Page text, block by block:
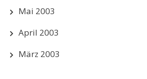
Mai 2003
April 2003
März 2003